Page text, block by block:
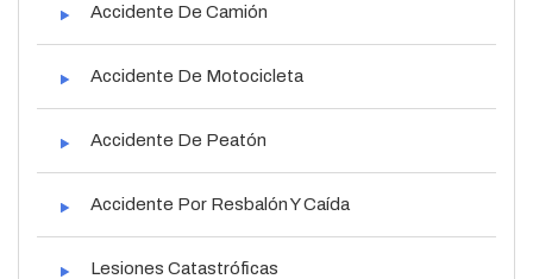
Accidente De Camión
Accidente De Motocicleta
Accidente De Peatón
Accidente Por Resbalón Y Caída
Lesiones Catastróficas